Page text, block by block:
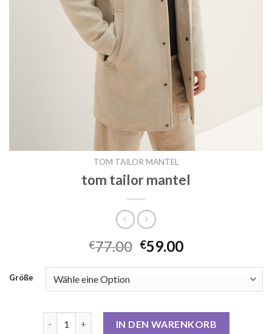
TOM TAILOR MANTEL
tom tailor mantel
€77.00 €59.00
Größe
IN DEN WARENKORB